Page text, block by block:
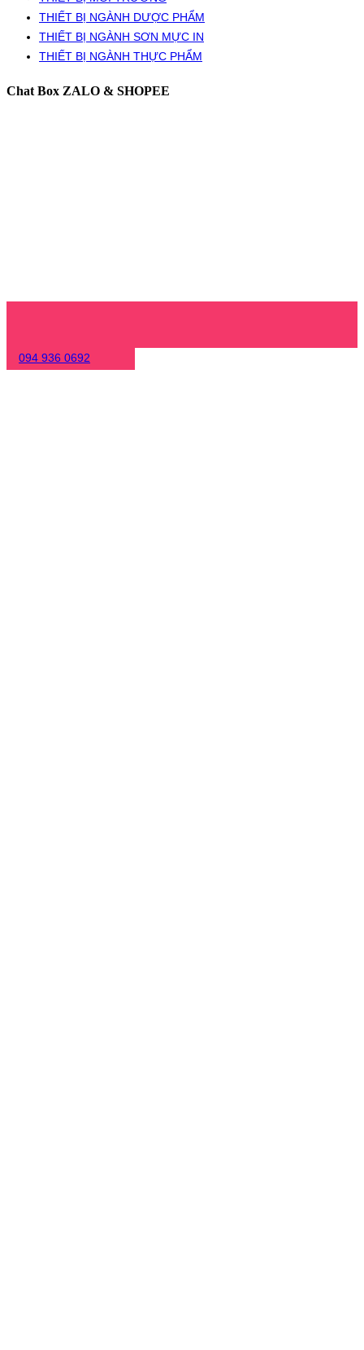
THIẾT BỊ NGÀNH DƯỢC PHẨM
THIẾT BỊ NGÀNH SƠN MỰC IN
THIẾT BỊ NGÀNH THỰC PHẨM
Chat Box ZALO & SHOPEE
094 936 0692